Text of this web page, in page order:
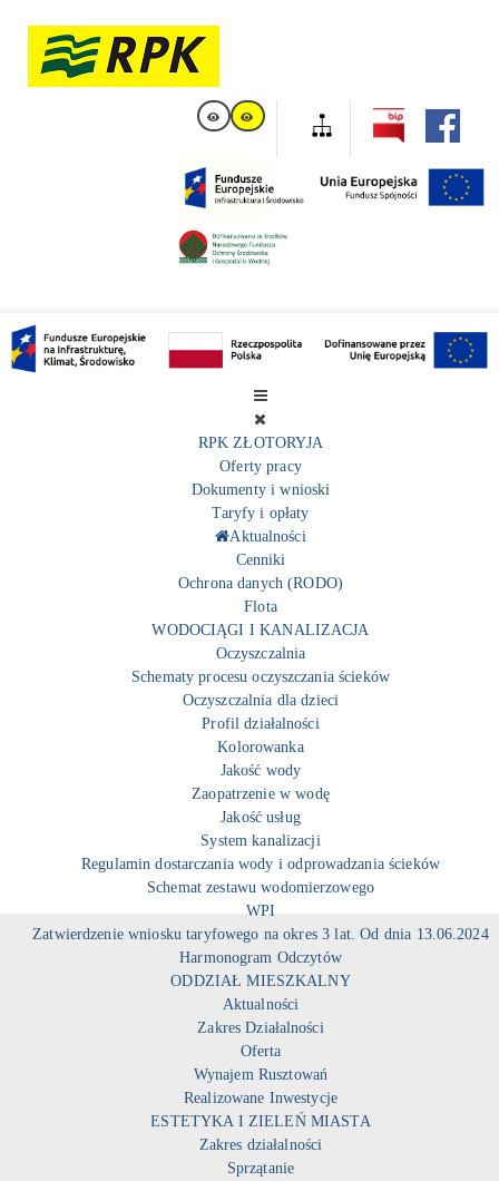
RPK ZŁOTORYJA
Oferty pracy
Dokumenty i wnioski
Taryfy i opłaty
Aktualności
Cenniki
Ochrona danych (RODO)
Flota
WODOCIĄGI I KANALIZACJA
Oczyszczalnia
Schematy procesu oczyszczania ścieków
Oczyszczalnia dla dzieci
Profil działalności
Kolorowanka
Jakość wody
Zaopatrzenie w wodę
Jakość usług
System kanalizacji
Regulamin dostarczania wody i odprowadzania ścieków
Schemat zestawu wodomierzowego
WPI
Zatwierdzenie wniosku taryfowego na okres 3 lat. Od dnia 13.06.2024
Harmonogram Odczytów
ODDZIAŁ MIESZKALNY
Aktualności
Zakres Działalności
Oferta
Wynajem Rusztowań
Realizowane Inwestycje
ESTETYKA I ZIELEŃ MIASTA
Zakres działalności
Sprzątanie